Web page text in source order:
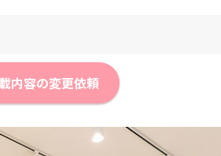
内容の変更依頼